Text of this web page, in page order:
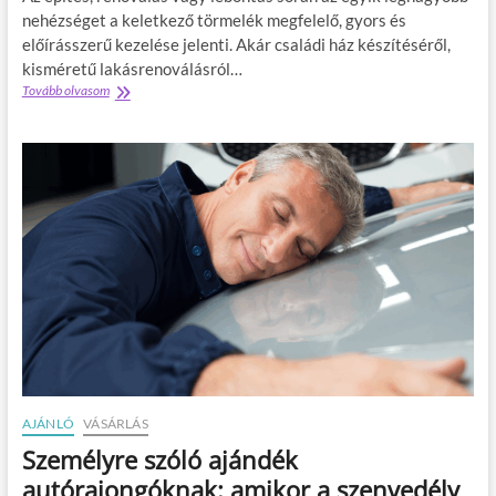
a
s
z
n
o
s
t
s
r
m
i
r
f
e
x
nehézséget a keletkező törmelék megfelelő, gyors és
előírásszerű kezelése jelenti. Akár családi ház készítéséről,
kisméretű lakásrenoválásról…
Tovább olvasomÉ
s
k
t
é
n
r
é
s
AJÁNLÓ VÁSÁRLÁS
Személyre szóló ajándék